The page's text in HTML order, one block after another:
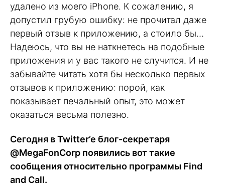
удалено из моего iPhone. К сожалению, я
допустил грубую ошибку: не прочитал даже
первый отзыв к приложению, а стоило бы…
Надеюсь, что вы не наткнетесь на подобные
приложения и у вас такого не случится. И не
забывайте читать хотя бы несколько первых
отзывов к приложению: порой, как
показывает печальный опыт, это может
оказаться весьма полезно.
Сегодня в Twitter’e блог-секретаря
@MegaFonCorp появились вот такие
сообщения относительно программы Find
and Call.